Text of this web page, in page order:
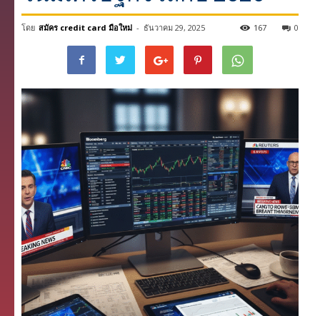
โดย สมัคร credit card มือใหม่ - ธันวาคม 29, 2025 0
167